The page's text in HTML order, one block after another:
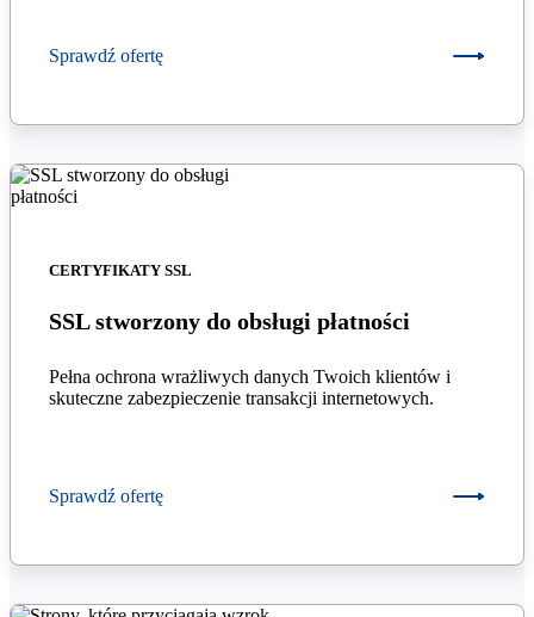
Sprawdź ofertę
CERTYFIKATY SSL
SSL stworzony do obsługi płatności
Pełna ochrona wrażliwych danych Twoich klientów i
skuteczne zabezpieczenie transakcji internetowych.
Sprawdź ofertę